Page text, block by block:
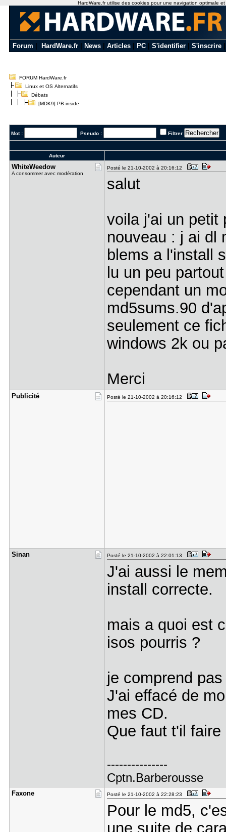
Forum HardWare.fr News Articles PC S'identifier S'inscrire
FORUM HardWare.fr
Linux et OS Alternatifs
Débats
[MDK9] PB inside
Mot : Pseudo : Filtrer
Auteur
WhiteWeedo​w
A consommer avec modération
Posté le 21-10-2002 à 20:16:12
salut
voila j'ai un petit
nouveau : j ai dl
blems a l'install
lu un peu
cependant un
md5sums.90
seulement ce
windows 2k ou
Merci
Publicité Posté le 21-10-2002 à 20:16:12
Sinan Posté le 21-10-2002 à 22:01:13
J'ai aussi le
install correcte.
mais a quoi est
isos pourris ?
je comprend
J'ai effacé de
mes CD.
Que faut t'il
---------------
Cptn.Barberousse
Faxone Posté le 21-10-2002 à 22:28:23
Pour le md5,
une suite de
HardWare.fr utilise des cookies pour une navigation optimale